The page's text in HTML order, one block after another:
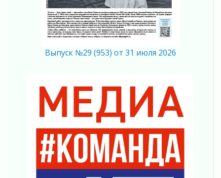
Готовность №1
02 августа 2026
Километровые столбы «Дороги жизни»
02 августа 2026
02 августа 2026
В Ивангороде появилась «Избушка-
воробушка»
Юхла, мука, кантеле и Водяной
01 августа 2026
Лето катится с горки
01 августа 2026
Выпуск №29 (953) от 31 июля 2026